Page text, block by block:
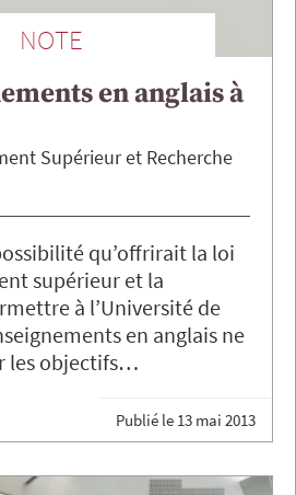
NOTE
en anglais à
Supérieur et Recherche
qu’offrirait la loi
supérieur et la
à l’Université de
en anglais ne
les objectifs…
Publié le 13 mai 2013